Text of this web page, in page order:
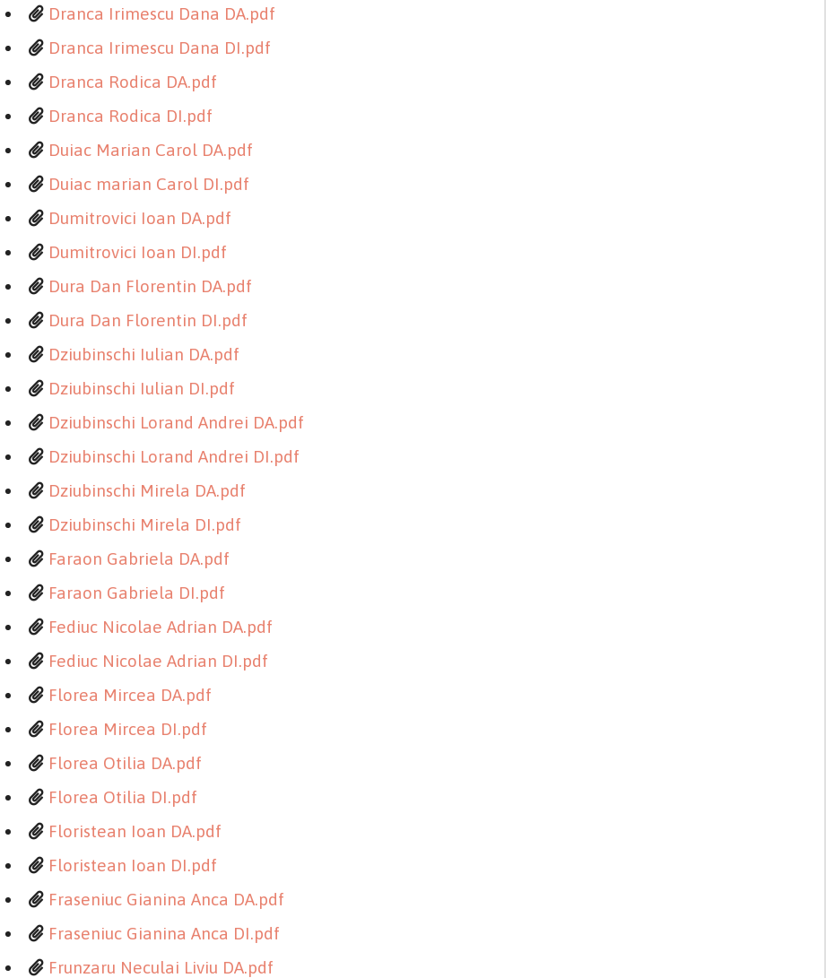
Dranca Irimescu Dana DA.pdf
Dranca Irimescu Dana DI.pdf
Dranca Rodica DA.pdf
Dranca Rodica DI.pdf
Duiac Marian Carol DA.pdf
Duiac marian Carol DI.pdf
Dumitrovici Ioan DA.pdf
Dumitrovici Ioan DI.pdf
Dura Dan Florentin DA.pdf
Dura Dan Florentin DI.pdf
Dziubinschi Iulian DA.pdf
Dziubinschi Iulian DI.pdf
Dziubinschi Lorand Andrei DA.pdf
Dziubinschi Lorand Andrei DI.pdf
Dziubinschi Mirela DA.pdf
Dziubinschi Mirela DI.pdf
Faraon Gabriela DA.pdf
Faraon Gabriela DI.pdf
Fediuc Nicolae Adrian DA.pdf
Fediuc Nicolae Adrian DI.pdf
Florea Mircea DA.pdf
Florea Mircea DI.pdf
Florea Otilia DA.pdf
Florea Otilia DI.pdf
Floristean Ioan DA.pdf
Floristean Ioan DI.pdf
Fraseniuc Gianina Anca DA.pdf
Fraseniuc Gianina Anca DI.pdf
Frunzaru Neculai Liviu DA.pdf